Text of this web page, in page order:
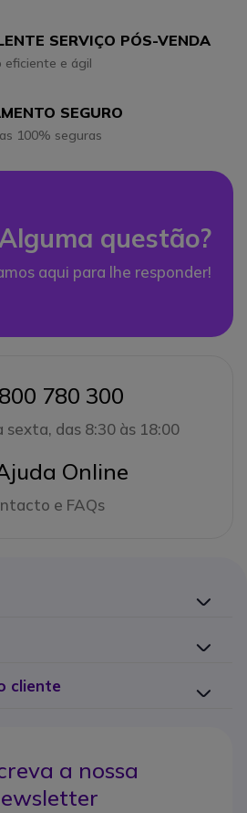
SERVIÇO PÓS-VENDA
eficiente e ágil
SEGURO
100% seguras
questão?
aqui para lhe responder!
icon
800 780 300
sexta, das 8:30 às 18:00
Online
e FAQs
cliente
a nossa